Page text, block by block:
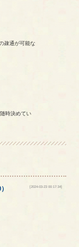
疎通が可能な
時決めてい
） [2024-03-23 00:17:34]